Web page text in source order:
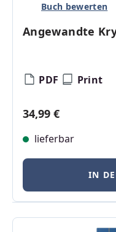
Buch bewerten
Angewandte
PDF Print
Regulärer Preis:
34,99 €
lieferbar
IN